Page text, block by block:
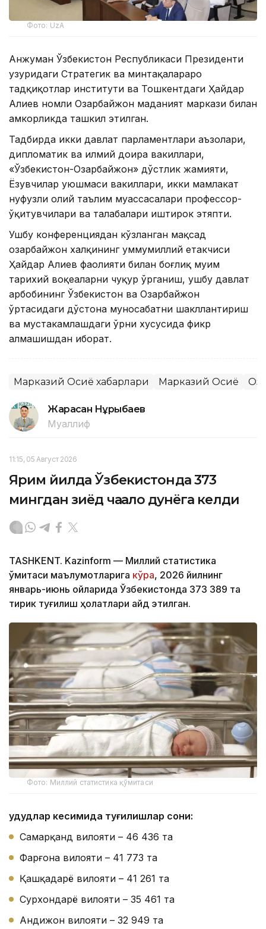
Фото: UzA
Анжуман Ўзбекистон Республикаси Президенти
ҳузуридаги Стратегик ва минтақалараро
тадқиқотлар институти ва Тошкентдаги Ҳайдар
Алиев номли Озарбайжон маданият маркази билан
ҳамкорликда ташкил этилган.
Тадбирда икки давлат парламентлари аъзолари,
дипломатик ва илмий доира вакиллари,
«Ўзбекистон-Озарбайжон» дўстлик жамияти,
Ёзувчилар уюшмаси вакиллари, икки мамлакат
нуфузли олий таълим муассасалари профессор-
ўқитувчилари ва талабалари иштирок этяпти.
Ушбу конференциядан кўзланган мақсад
озарбайжон халқининг уммумиллий етакчиси
Ҳайдар Aлиев фаолияти билан боғлиқ муҳим
тарихий воқеаларни чуқур ўрганиш, ушбу давлат
арбобининг Ўзбекистон ва Озарбайжон
ўртасидаги дўстона муносабатни шакллантириш
ва мустаҳкамлашдаги ўрни хусусида фикр
алмашишдан иборат.
Марказий Осиё хабарлари Марказий Осиё
Жарасқан Нұрыбаев
Муаллиф
11:15, 05 Август 2026
Ярим йилда Ўзбекистонда 373
мингдан зиёд чақалоқ дунёга келди
TASHKENT. Kazinform — Миллий статистика
қўмитаси маълумотларига кўра, 2026 йилнинг
январь-июнь ойларида Ўзбекистонда 373 389 та
тирик туғилиш ҳолатлари қайд этилган.
Фото: Миллий статистика қўмитаси
Ҳудудлар кесимида туғилишлар сони:
Самарқанд вилояти – 46 436 та
Фарғона вилояти – 41 773 та
Қашқадарё вилояти – 41 261 та
Сурхондарё вилояти – 35 461 та
Андижон вилояти – 32 949 та